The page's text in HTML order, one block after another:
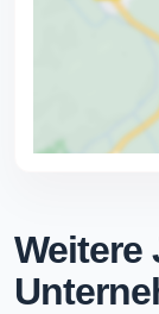
Weitere